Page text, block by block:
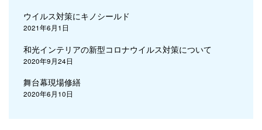
ウイルス対策にキノシールド
2021年6月1日
和光インテリアの新型コロナウイルス対策について
2020年9月24日
舞台幕現場修繕
2020年6月10日